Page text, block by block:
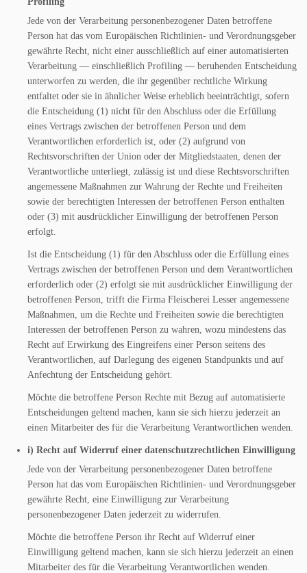
Jede von der Verarbeitung personenbezogener Daten betroffene
Person hat das vom Europäischen Richtlinien- und Verordnungsgeber
gewährte Recht, nicht einer ausschließlich auf einer automatisierten
Verarbeitung — einschließlich Profiling — beruhenden Entscheidung
unterworfen zu werden, die ihr gegenüber rechtliche Wirkung
entfaltet oder sie in ähnlicher Weise erheblich beeinträchtigt, sofern
die Entscheidung (1) nicht für den Abschluss oder die Erfüllung
eines Vertrags zwischen der betroffenen Person und dem
Verantwortlichen erforderlich ist, oder (2) aufgrund von
Rechtsvorschriften der Union oder der Mitgliedstaaten, denen der
Verantwortliche unterliegt, zulässig ist und diese Rechtsvorschriften
angemessene Maßnahmen zur Wahrung der Rechte und Freiheiten
sowie der berechtigten Interessen der betroffenen Person enthalten
oder (3) mit ausdrücklicher Einwilligung der betroffenen Person
erfolgt.
Ist die Entscheidung (1) für den Abschluss oder die Erfüllung eines
Vertrags zwischen der betroffenen Person und dem Verantwortlichen
erforderlich oder (2) erfolgt sie mit ausdrücklicher Einwilligung der
betroffenen Person, trifft die Firma Fleischerei Lesser angemessene
Maßnahmen, um die Rechte und Freiheiten sowie die berechtigten
Interessen der betroffenen Person zu wahren, wozu mindestens das
Recht auf Erwirkung des Eingreifens einer Person seitens des
Verantwortlichen, auf Darlegung des eigenen Standpunkts und auf
Anfechtung der Entscheidung gehört.
Möchte die betroffene Person Rechte mit Bezug auf automatisierte
Entscheidungen geltend machen, kann sie sich hierzu jederzeit an
einen Mitarbeiter des für die Verarbeitung Verantwortlichen wenden.
i) Recht auf Widerruf einer datenschutzrechtlichen Einwilligung
Jede von der Verarbeitung personenbezogener Daten betroffene
Person hat das vom Europäischen Richtlinien- und Verordnungsgeber
gewährte Recht, eine Einwilligung zur Verarbeitung
personenbezogener Daten jederzeit zu widerrufen.
Möchte die betroffene Person ihr Recht auf Widerruf einer
Einwilligung geltend machen, kann sie sich hierzu jederzeit an einen
Mitarbeiter des für die Verarbeitung Verantwortlichen wenden.